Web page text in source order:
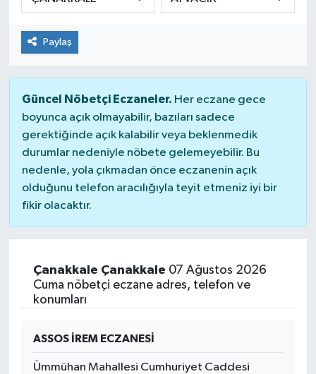
Paylaş
Güncel Nöbetçi Eczaneler. Her eczane gece
boyunca açık olmayabilir, bazıları sadece
gerektiğinde açık kalabilir veya beklenmedik
durumlar nedeniyle nöbete gelemeyebilir. Bu
nedenle, yola çıkmadan önce eczanenin açık
olduğunu telefon aracılığıyla teyit etmeniz iyi bir
fikir olacaktır.
Çanakkale Çanakkale 07 Ağustos 2026
Cuma nöbetçi eczane adres, telefon ve
konumları
ASSOS İREM ECZANESİ
Ümmühan Mahallesi Cumhuriyet Caddesi